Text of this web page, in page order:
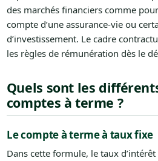
des marchés financiers comme
compte d’une assurance-vie ou
d’investissement. Le cadre
les règles de rémunération dès le
Quels sont les
comptes à terme ?
Le compte à terme à taux fixe
Dans cette formule, le taux